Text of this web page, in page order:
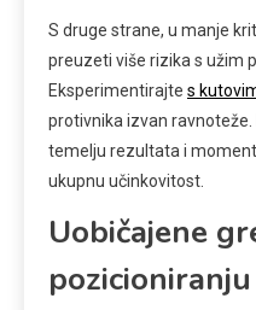
S druge strane, u manje
preuzeti više rizika s užim
Eksperimentirajte s
protivnika izvan
temelju rezultata i
ukupnu učinkovitost.
Uobičajene